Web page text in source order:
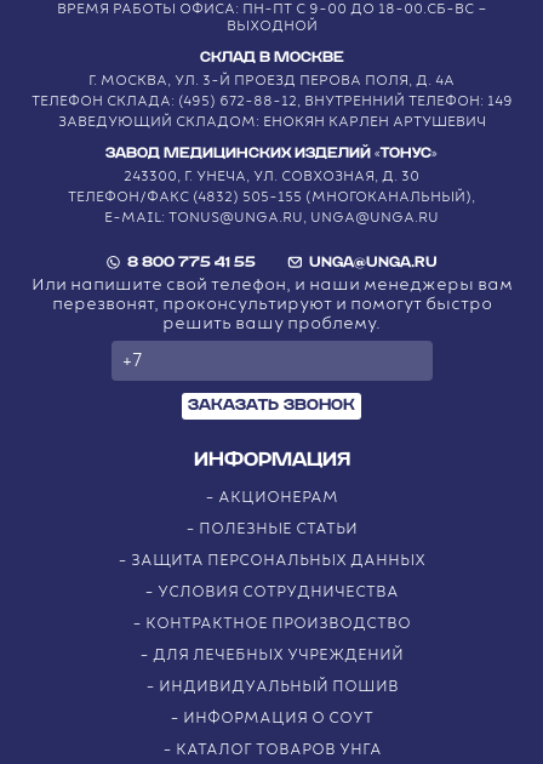
ВРЕМЯ РАБОТЫ ОФИСА: ПН-ПТ С 9-00 ДО 18-00.СБ-ВС –
ВЫХОДНОЙ
СКЛАД В МОСКВЕ
Г. МОСКВА, УЛ. 3-Й ПРОЕЗД ПЕРОВА ПОЛЯ, Д. 4А
ТЕЛЕФОН СКЛАДА: (495) 672-88-12, ВНУТРЕННИЙ ТЕЛЕФОН: 149
ЗАВЕДУЮЩИЙ СКЛАДОМ: ЕНОКЯН КАРЛЕН АРТУШЕВИЧ
ЗАВОД МЕДИЦИНСКИХ ИЗДЕЛИЙ «ТОНУС»
243300, Г. УНЕЧА, УЛ. СОВХОЗНАЯ, Д. 30
ТЕЛЕФОН/ФАКС (4832) 505-155 (МНОГОКАНАЛЬНЫЙ),
E-MAIL: TONUS@UNGA.RU, UNGA@UNGA.RU
ИНФОРМАЦИЯ
АКЦИОНЕРАМ
ПОЛЕЗНЫЕ СТАТЬИ
ЗАЩИТА ПЕРСОНАЛЬНЫХ ДАННЫХ
УСЛОВИЯ СОТРУДНИЧЕСТВА
КОНТРАКТНОЕ ПРОИЗВОДСТВО
ДЛЯ ЛЕЧЕБНЫХ УЧРЕЖДЕНИЙ
ИНДИВИДУАЛЬНЫЙ ПОШИВ
ИНФОРМАЦИЯ О СОУТ
КАТАЛОГ ТОВАРОВ УНГА
8 800 775 41 55 UNGA@UNGA.RU
Или напишите свой телефон, и наши менеджеры вам
перезвонят, проконсультируют и помогут быстро
решить вашу проблему.
ЗАКАЗАТЬ ЗВОНОК